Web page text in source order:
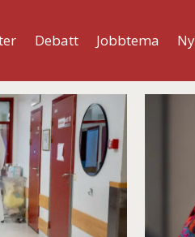
Debatt Jobbtema